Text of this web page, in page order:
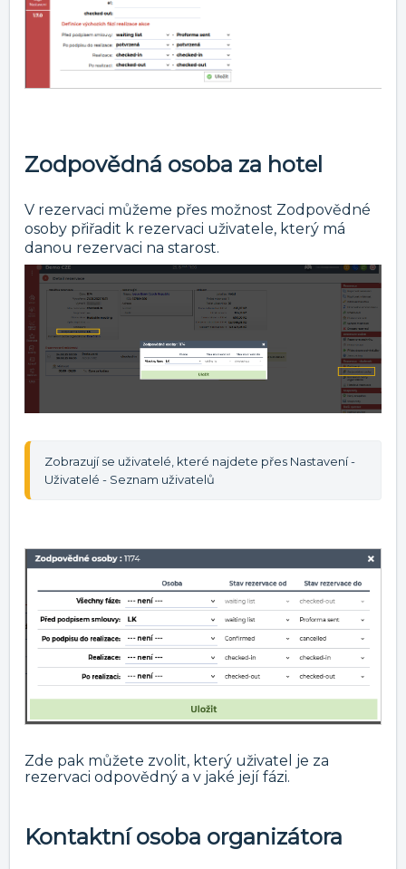
Zodpovědná osoba za hotel
V rezervaci můžeme přes možnost Zodpovědné
osoby přiřadit k rezervaci uživatele, který má
danou rezervaci na starost.
Zobrazují se uživatelé, které najdete přes Nastavení -
Uživatelé - Seznam uživatelů
Zde pak můžete zvolit, který uživatel je za
rezervaci odpovědný a v jaké její fázi.
Kontaktní osoba organizátora